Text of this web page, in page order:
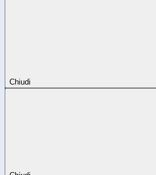
Chiudi